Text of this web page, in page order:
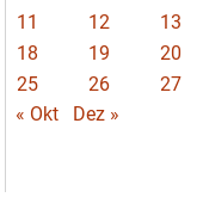
11
12 13
18
19 20
25
26 27
« Okt
Dez »